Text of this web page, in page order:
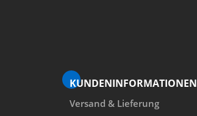
KUNDENINFORMATIONEN
Versand & Lieferung